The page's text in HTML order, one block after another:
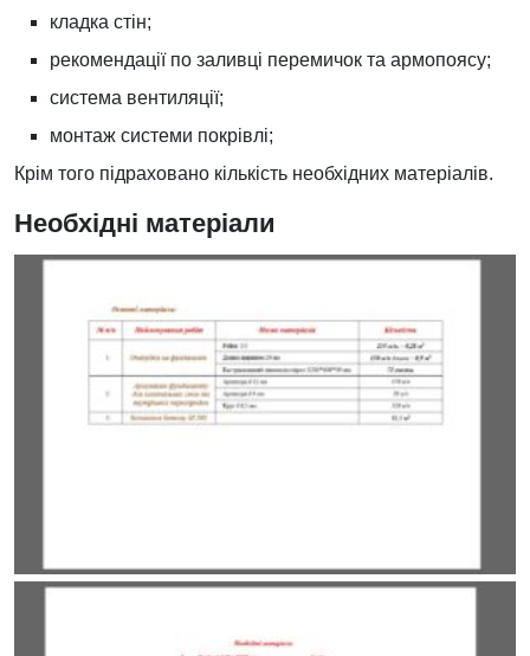
кладка стін;
рекомендації по заливці перемичок та армопоясу;
система вентиляції;
монтаж системи покрівлі;
Крім того підраховано кількість необхідних матеріалів.
Необхідні матеріали